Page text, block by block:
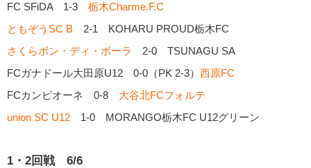
FC SFiDA 1-3 栃木Charme.F.C
ともぞうSC B 2-1 KOHARU PROUD栃木FC
さくらボン・ディ・ボーラ
2-0 TSUNAGU SA
FCガナドール大田原U12 0-0（PK 2-3） 西原FC
FCカンピオーネ 0-8 大谷北FCフォルテ
union SC U12 1-0 MORANGO栃木FC U12グリーン
1・2回戦 6/6